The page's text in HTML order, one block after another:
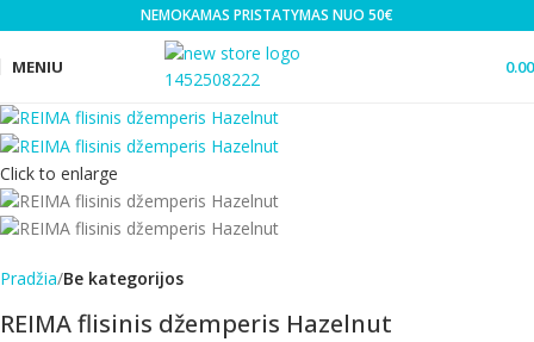
NEMOKAMAS PRISTATYMAS NUO 50€
MENIU
Click to enlarge
Pradžia Be kategorijos
REIMA flisinis džemperis Hazelnut